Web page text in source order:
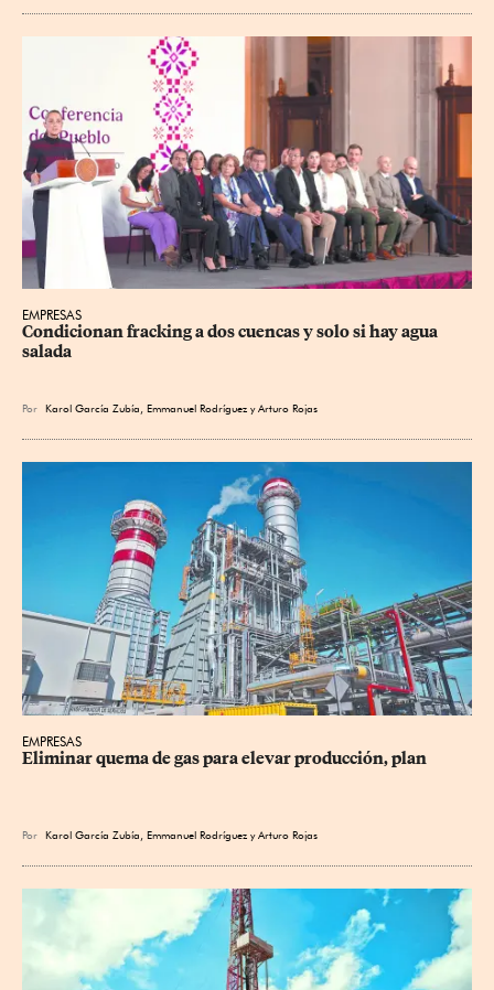
EMPRESAS
Condicionan fracking a dos cuencas y solo si hay agua
salada
Por Karol García Zubía, Emmanuel Rodríguez yArturo Rojas
EMPRESAS
Eliminar quema de gas para elevar producción, plan
Por Karol García Zubía Emmanuel Rodríguez yArturo Rojas